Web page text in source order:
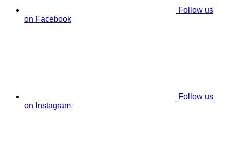
Follow us
on Facebook
Follow us
on Instagram